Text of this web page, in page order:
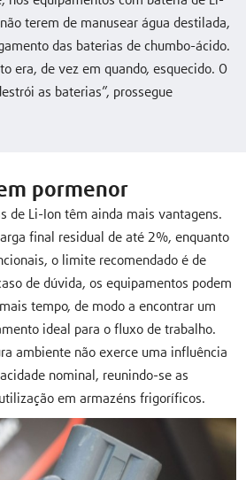
terem de manusear água destilada,
das baterias de chumbo-ácido.
era, de vez em quando, esquecido. O
as baterias”, prossegue
pormenor
de Li-Ion têm ainda mais vantagens.
final residual de até 2%, enquanto
o limite recomendado é de
de dúvida, os equipamentos podem
tempo, de modo a encontrar um
ideal para o fluxo de trabalho.
ambiente não exerce uma influência
nominal, reunindo-se as
em armazéns frigoríficos.